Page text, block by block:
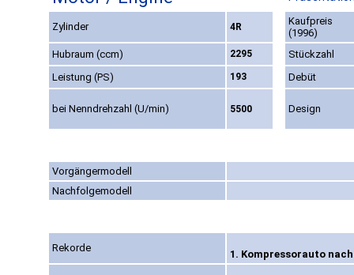
Zylinder 4R
Kaufpreis
(1996)
Hubraum (ccm)
2295
Stückzahl
Leistung (PS)
193 Debüt
bei Nenndrehzahl (U/min) 5500 Design
Vorgängermodell
Nachfolgemodell
Rekorde
1. Kompressorauto